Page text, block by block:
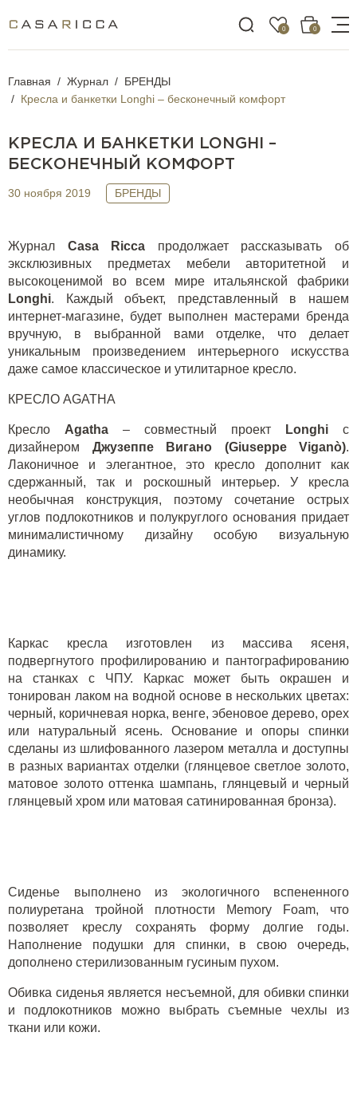
0 0
Главная Журнал
БРЕНДЫ
Кресла и банкетки Longhi – бесконечный комфорт
КРЕСЛА И БАНКЕТКИ LONGHI –
БЕСКОНЕЧНЫЙ КОМФОРТ
30 ноября 2019 БРЕНДЫ
Журнал Casa Ricca продолжает рассказывать об
эксклюзивных предметах мебели авторитетной и
высокоценимой во всем мире итальянской фабрики
Longhi. Каждый объект, представленный в нашем
интернет-магазине, будет выполнен мастерами бренда
вручную, в выбранной вами отделке, что делает
уникальным произведением интерьерного искусства
даже самое классическое и утилитарное кресло.
КРЕСЛО AGATHA
Кресло Agatha – совместный проект Longhi с
дизайнером Джузеппе Вигано (Giuseppe Viganò).
Лаконичное и элегантное, это кресло дополнит как
сдержанный, так и роскошный интерьер. У кресла
необычная конструкция, поэтому сочетание острых
углов подлокотников и полукруглого основания придает
минималистичному дизайну особую визуальную
динамику.
Каркас кресла изготовлен из массива ясеня,
подвергнутого профилированию и пантографированию
на станках с ЧПУ. Каркас может быть окрашен и
тонирован лаком на водной основе в нескольких цветах:
черный, коричневая норка, венге, эбеновое дерево, орех
или натуральный ясень. Основание и опоры спинки
сделаны из шлифованного лазером металла и доступны
в разных вариантах отделки (глянцевое светлое золото,
матовое золото оттенка шампань, глянцевый и черный
глянцевый хром или матовая сатинированная бронза).
Сиденье выполнено из экологичного вспененного
полиуретана тройной плотности Memory Foam, что
позволяет креслу сохранять форму долгие годы.
Наполнение подушки для спинки, в свою очередь,
дополнено стерилизованным гусиным пухом.
Обивка сиденья является несъемной, для обивки спинки
и подлокотников можно выбрать съемные чехлы из
ткани или кожи.